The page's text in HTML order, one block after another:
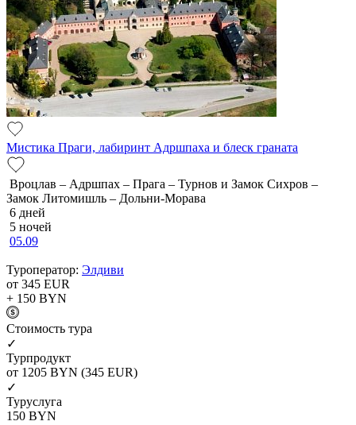
Мистика Праги, лабиринт Адршпаха и блеск граната
Вроцлав – Адршпах – Прага – Турнов и Замок Сихров –
Замок Литомишль – Дольни-Морава
6 дней
5 ночей
05.09
Туроператор: Элдиви
от 345 EUR
+ 150 BYN
Cтоимость тура
✓
Турпродукт
от 1205 BYN (345 EUR)
✓
Туруслуга
150 BYN